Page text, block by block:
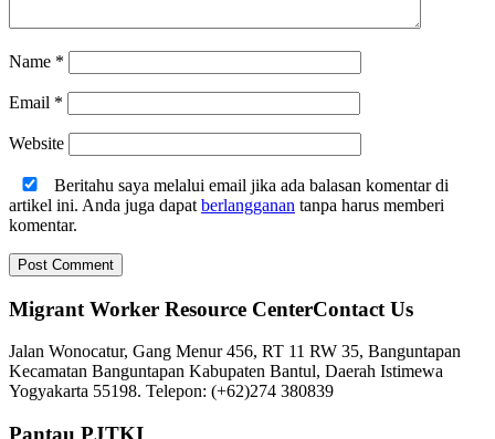
Name *
Email *
Website
Beritahu saya melalui email jika ada balasan komentar di
artikel ini. Anda juga dapat berlangganan tanpa harus memberi
komentar.
Migrant Worker Resource CenterContact Us
Jalan Wonocatur, Gang Menur 456, RT 11 RW 35, Banguntapan
Kecamatan Banguntapan Kabupaten Bantul, Daerah Istimewa
Yogyakarta 55198. Telepon: (+62)274 380839
Pantau PJTKI